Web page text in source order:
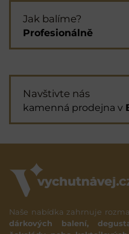
Jak balíme?
Profesionálně
Navštivte nás
kamenná prodejna v
Naše nabídka zahrnuje
dárkových balení,